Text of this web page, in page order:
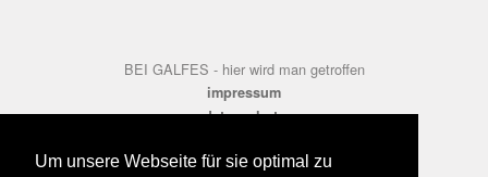
Um unsere Webseite für sie optimal zu
BEI GALFES - hier wird man getroffen
impressum
datenschutz